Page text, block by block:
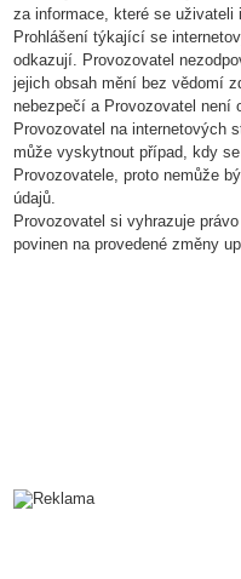
za informace, které se
Prohlášení týkající se
odkazují. Provozovatel
jejich obsah mění bez vědomí
nebezpečí a Provozovatel není
Provozovatel na internetových
může vyskytnout případ, kdy
Provozovatele, proto nemůže
údajů.
Provozovatel si vyhrazuje
povinen na provedené změny